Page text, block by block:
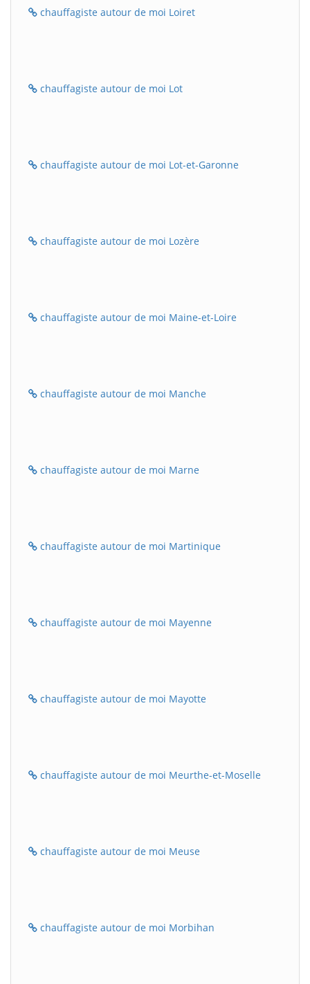
chauffagiste autour de moi Loiret
chauffagiste autour de moi Lot
chauffagiste autour de moi Lot-et-Garonne
chauffagiste autour de moi Lozère
chauffagiste autour de moi Maine-et-Loire
chauffagiste autour de moi Manche
chauffagiste autour de moi Marne
chauffagiste autour de moi Martinique
chauffagiste autour de moi Mayenne
chauffagiste autour de moi Mayotte
chauffagiste autour de moi Meurthe-et-Moselle
chauffagiste autour de moi Meuse
chauffagiste autour de moi Morbihan